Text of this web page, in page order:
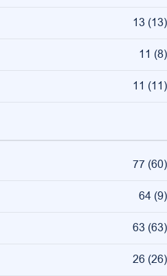
13 (13)
11 (8)
11 (11)
77 (60)
64 (9)
63 (63)
26 (26)